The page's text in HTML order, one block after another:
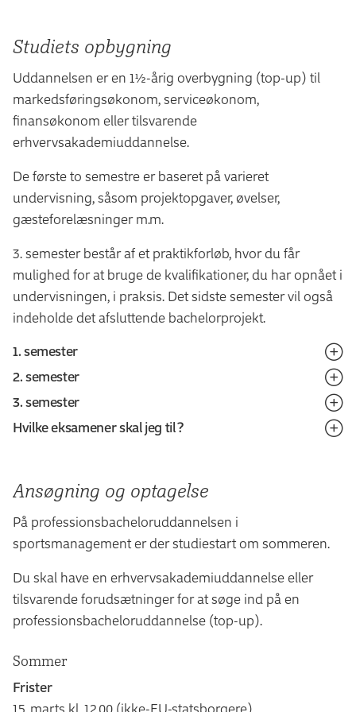
Studiets opbygning
Uddannelsen er en 1½-årig overbygning (top-up) til
markedsføringsøkonom, serviceøkonom,
finansøkonom eller tilsvarende
erhvervsakademiuddannelse.
De første to semestre er baseret på varieret
undervisning, såsom projektopgaver, øvelser,
gæsteforelæsninger m.m.
3. semester består af et praktikforløb, hvor du får
mulighed for at bruge de kvalifikationer, du har opnået i
undervisningen, i praksis. Det sidste semester vil også
indeholde det afsluttende bachelorprojekt.
1. semester
1. semester består af:
Sportsbranchen (10 ECTS)
2. semester
2. semester består af:
Bæredygtig drift (10 ECTS)
3. semester
3. semester består af:
Bachelorprojekt (15 ECTS)
Hvilke eksamener skal jeg til?
være bestået for at kunne gå til den afsluttende
bacheloreksamen.
Eksamenskatalog
Du finder detaljeret information om studiets eksamener
i eksamenskataloget:
Ansøgning og optagelse
På professionsbacheloruddannelsen i
sportsmanagement er der studiestart om sommeren.
Du skal have en erhvervsakademiuddannelse eller
tilsvarende forudsætninger for at søge ind på en
professionsbacheloruddannelse (top-up).
Sommer
Frister
15. marts kl. 12.00 (ikke-EU-statsborgere)